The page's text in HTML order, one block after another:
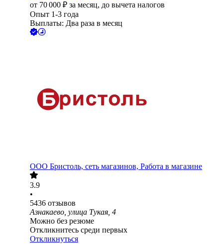
от 70 000 ₽ за месяц, до вычета налогов
Опыт 1-3 года
Выплаты: Два раза в месяц
ООО Бристоль, сеть магазинов, Работа в магазине
3.9
•
5436 отзывов
Азнакаево, улица Тукая, 4
Можно без резюме
Откликнитесь среди первых
Откликнуться